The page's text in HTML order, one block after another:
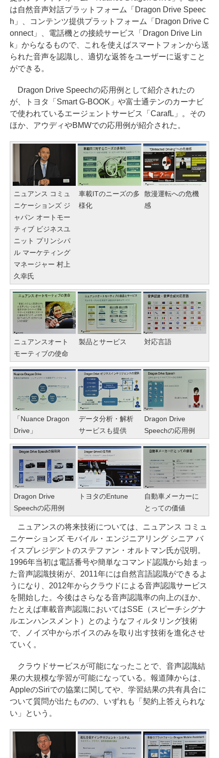
は自然音声対話プラットフォーム「Dragon Drive Speec
h」、コンテンツ提供プラットフォーム「Dragon Drive C
onnect」、電話機との接続サービス「Dragon Drive Lin
k」からなるもので、これを使えばスマートフォンから送
られた音声を認識し、適切な返答をユーザーに返すこと
ができる。
Dragon Drive Speechの応用例として紹介されたの
が、トヨタ「Smart G-BOOK」や富士通テンのカーナビ
で使われているエージェントサービス「CarafL」。その
ほか、アウディやBMWでの応用例が紹介された。
ニュアンス コミュ
ニケーションズ ジ
ャパン オートモー
ティブ ビジネスユ
ニット プリンシパ
ル マーケティング
マネージャー 村上
久幸氏
車載ITのニーズの多
様化
散漫運転への危機
感
ニュアンスオート
モーティブの使命
製品とサービス 対応言語
「Nuance Dragon
Drive」
データ分析・解析
サービスも提供
Dragon Drive
Speechの応用例
Dragon Drive
Speechの応用例
トヨタのEntune
自動車メーカーに
とっての価値
ニュアンスの将来技術については、ニュアンス コミュ
ニケーションズ モバイル・エンジニアリング シニア バ
イスプレジデントのステファン・オルトマン氏が説明。
1996年当初は電話番号や簡単なコマンド認識から始まっ
た音声認識技術が、2011年には自然言語認識ができるよ
うになり、2012年からクラウドによる音声認識サービス
を開始した。今後はさらなる音声認識率の向上のほか、
たとえば車載音声認識においてはSSE（スピーチシグナ
ルエンハンスメント）とのようなフィルタリング技術
で、ノイズ中からボイスのみを取り出す技術を進化させ
ていく。
クラウドサービスが可能になったことで、音声認識結
果の大規模な学習が可能になっている。報道陣からは、
AppleのSiriでの協業に関してや、学習結果の共有具合に
ついて質問が出たものの、いずれも「契約上答えられな
い」という。